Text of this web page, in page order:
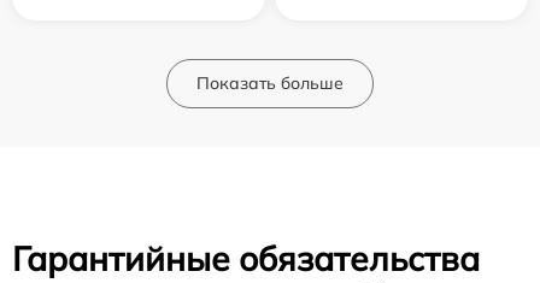
Показать больше
Гарантийные обязательства